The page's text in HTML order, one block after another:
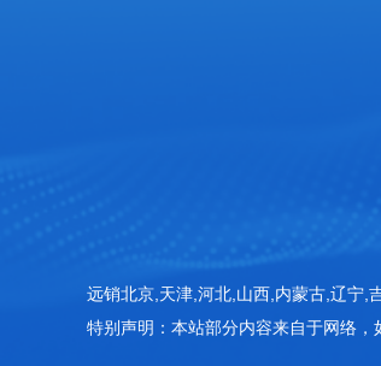
远销北京,天津,河北,山西,内蒙古,辽宁,
特别声明：本站部分内容来自于网络，